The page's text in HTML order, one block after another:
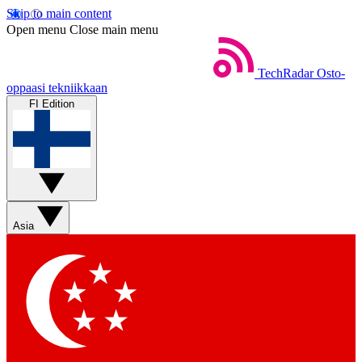
Skip to main content
Open menu Close main menu
TechRadar Osto-
oppaasi tekniikkaan
FI Edition
Asia